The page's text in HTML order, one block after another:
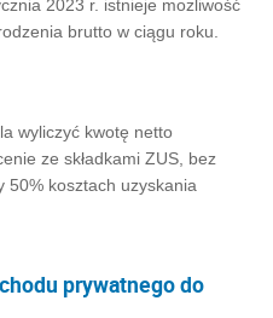
2023 r. istnieje możliwość
brutto w ciągu roku.
wyliczyć kwotę netto
ze składkami ZUS, bez
50% kosztach uzyskania
prywatnego do